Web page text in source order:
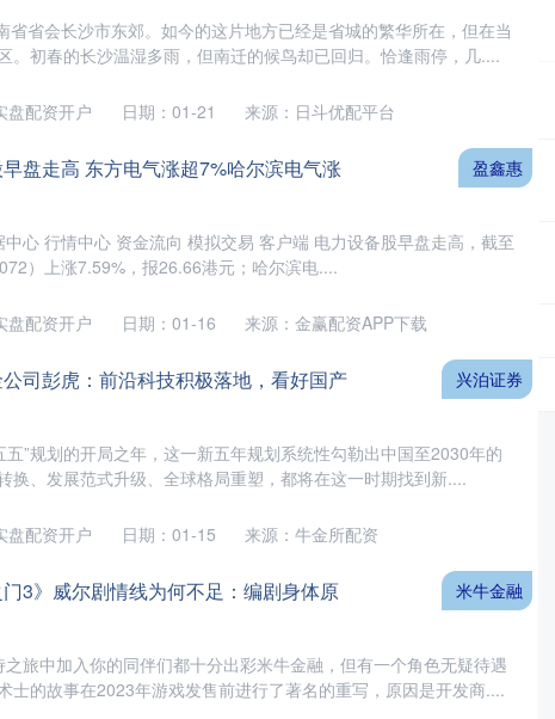
省省会长沙市东郊。如今的这片地方已经是省城的繁华所在，但在当
。初春的长沙温湿多雨，但南迁的候鸟却已回归。恰逢雨停，几....
日期：01-21 来源：日斗优配平台
盘配资开户
盘走高 东方电气涨超7%哈尔滨电气涨
心 行情中心 资金流向 模拟交易 客户端 电力设备股早盘走高，截至
）上涨7.59%，报26.66港元；哈尔滨电....
盈鑫惠
日期：01-16 来源：金赢配资APP下载
盘配资开户
司彭虎：前沿科技积极落地，看好国产
五”规划的开局之年，这一新五年规划系统性勾勒出中国至2030年的
换、发展范式升级、全球格局重塑，都将在这一时期找到新....
兴泊证券
日期：01-15 来源：牛金所配资
盘配资开户
3》威尔剧情线为何不足：编剧身体原
旅中加入你的同伴们都十分出彩米牛金融，但有一个角色无疑待遇
的故事在2023年游戏发售前进行了著名的重写，原因是开发商....
米牛金融